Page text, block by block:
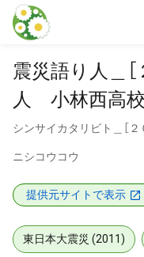
本文に飛ぶ
震災語り人＿
人 小林西高校
シンサイカタリビト＿［
ニシコウコウ
提供元サイトで表示
東日本大震災 (2011)